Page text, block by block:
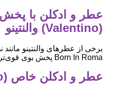
عطر و ادکلن با
(Valentino) والنتینو
برخی از عطرهای والنتینو
Born In Roma پخش بوی قوی‌تری دارند.
عطر و ادکلن خاص (Valentino) والنتینو